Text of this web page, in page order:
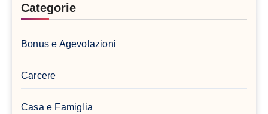
Categorie
Bonus e Agevolazioni
Carcere
Casa e Famiglia